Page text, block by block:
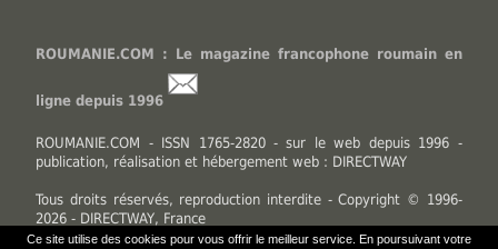
ROUMANIE.COM : Le magazine francophone roumain en
ligne depuis 1996
ROUMANIE.COM - ISSN 1765-2820 - sur le web depuis 1996 -
publication, réalisation et hébergement web : DIRECTWAY
Tous droits réservés, reproduction interdite - Copyright © 1996-
2026 - DIRECTWAY, France
Ce site utilise des cookies pour vous offrir le meilleur service. En poursuivant votre